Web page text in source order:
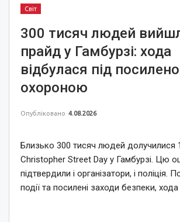
Світ
300 тисяч людей
прайд у Гамбурзі: хода
відбулася під
охороною
Опубліковано 4.08.2026
Близько 300 тисяч людей долучилися
Christopher Street Day у Гамбурзі. Цю
підтвердили і організатори, і поліція.
події та посилені заходи безпеки,